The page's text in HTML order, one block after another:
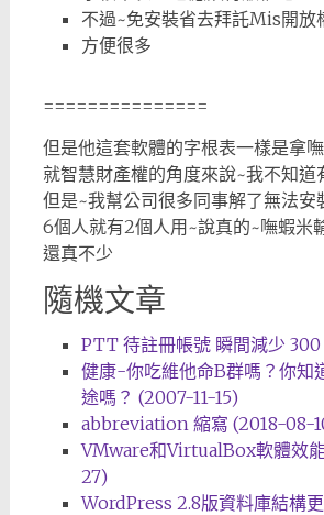
不過~免安裝省去拜託Mis開放
方便很多
===============
但是他這套軟體的字根表一樣是拿
就智慧財產權的角度來說~我不知道
但是~我幫公司很多同事解了無法安
6個人就有2個人用~說真的~嘸蝦米
還真不少
隨機文章
PTT 待註冊帳號 瞬間減少
健康-你吃維他命B群嗎？你知
途嗎？ (2007-11-15)
abbreviation 縮寫 (2018-08-
VMware和VirtualBox軟體效
27)
WordPress 2.8版資料庫結構